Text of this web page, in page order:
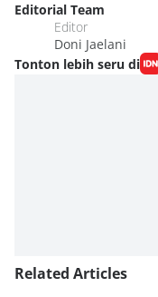
Editorial Team
Editor
Doni Jaelani
Tonton lebih seru di
Related Articles